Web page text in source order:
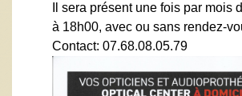
Il sera présent une fois par mois
à 18h00, avec ou sans rendez-
Contact: 07.68.08.05.79